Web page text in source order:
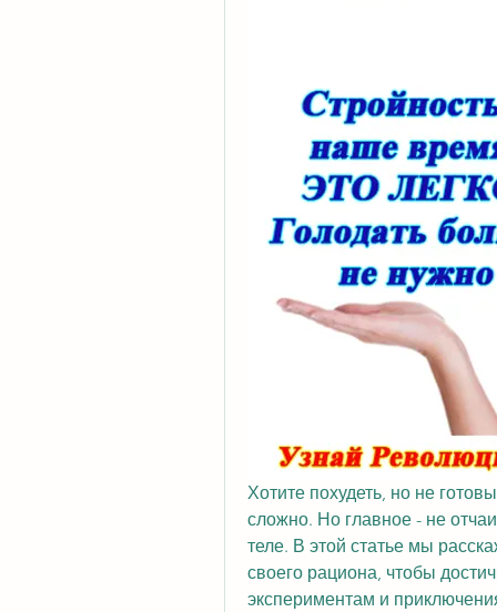
Хотите похудеть, но не
сложно. Но главное - не
теле. В этой статье мы
своего рациона, чтобы
экспериментам и